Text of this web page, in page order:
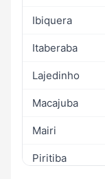
Ibiquera
Itaberaba
Lajedinho
Macajuba
Mairi
Piritiba